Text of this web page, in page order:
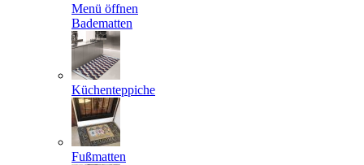
Menü öffnen
Badematten
Küchenteppiche
Fußmatten